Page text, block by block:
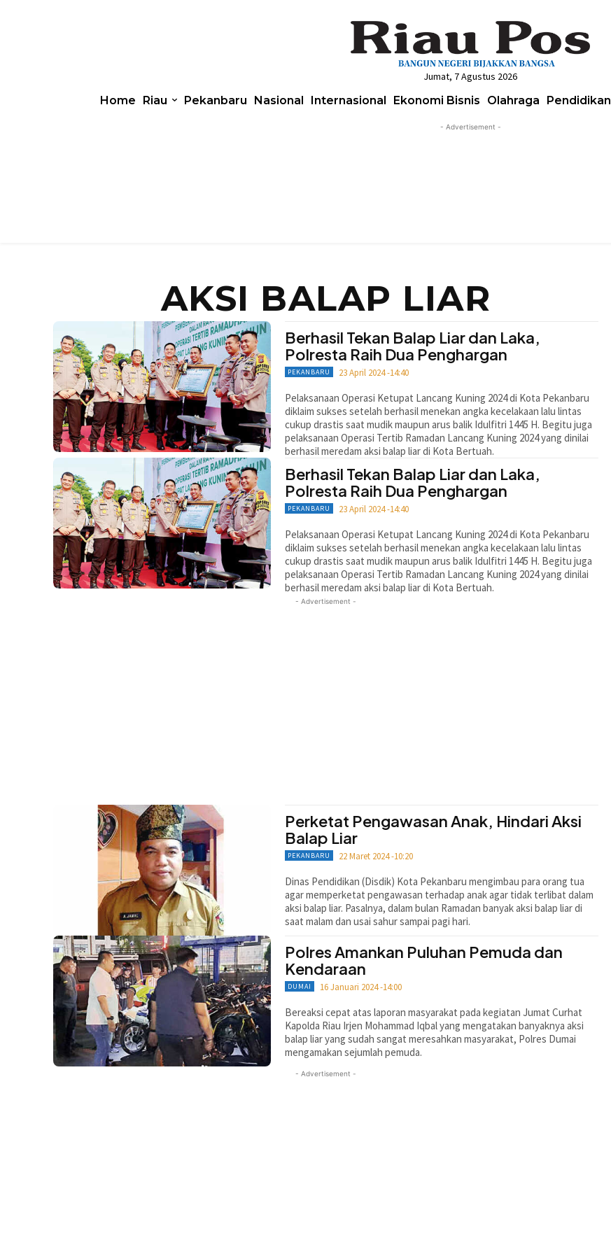
Jumat, 7 Agustus 2026
Home Riau Pekanbaru Nasional Internasional Ekonomi Bisnis Olahraga Pendidikan
- Advertisement -
AKSI BALAP LIAR
Berhasil Tekan Balap Liar dan Laka,
Polresta Raih Dua Penghargan
PEKANBARU 23 April 2024 -14:40
Pelaksanaan Operasi Ketupat Lancang Kuning 2024 di Kota Pe­kan­baru
diklaim sukses setelah berhasil menekan angka kecelakaan lalu lintas
cukup drastis saat mudik maupun arus balik Idulfitri 1445 H. Begitu juga
pe­laksanaan Operasi Tertib Ramadan Lancang Kuning 2024 yang dinilai
berhasil meredam aksi balap liar di Kota Bertuah.
Berhasil Tekan Balap Liar dan Laka,
Polresta Raih Dua Penghargan
PEKANBARU 23 April 2024 -14:40
Pelaksanaan Operasi Ketupat Lancang Kuning 2024 di Kota Pe­kan­baru
diklaim sukses setelah berhasil menekan angka kecelakaan lalu lintas
cukup drastis saat mudik maupun arus balik Idulfitri 1445 H. Begitu juga
pe­laksanaan Operasi Tertib Ramadan Lancang Kuning 2024 yang dinilai
berhasil meredam aksi balap liar di Kota Bertuah.
- Advertisement -
Perketat Pengawasan Anak, Hindari Aksi
Balap Liar
PEKANBARU 22 Maret 2024 -10:20
Dinas Pendidikan (Disdik) Kota Pekanbaru mengimbau para orang tua
agar memperketat pengawasan terhadap anak agar tidak terlibat dalam
aksi balap liar. Pasalnya, dalam bulan Ramadan banyak aksi balap liar di
saat malam dan usai sahur sampai pagi hari.
Polres Amankan Puluhan Pemuda dan
Kendaraan
DUMAI 16 Januari 2024 -14:00
Bereaksi cepat atas laporan masyarakat pada kegiatan Jumat Curhat
Kapolda Riau Irjen Mohammad Iqbal yang mengatakan banyaknya aksi
balap liar yang sudah sangat meresahkan masyarakat, Polres Dumai
mengamakan sejumlah pemuda.
- Advertisement -